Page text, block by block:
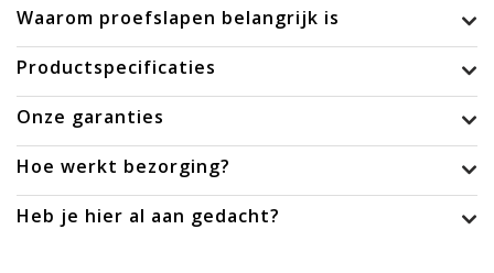
Waarom proefslapen belangrijk is
Productspecificaties
Onze garanties
Hoe werkt bezorging?
Heb je hier al aan gedacht?